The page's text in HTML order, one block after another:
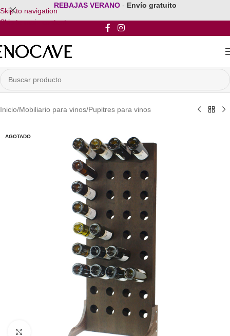
Skip to navigation
Skip to main content
REBAJAS VERANO - Envío gratuito
Inicio/Mobiliario para vinos/Pupitres para vinos
AGOTADO
Clic para ampliar